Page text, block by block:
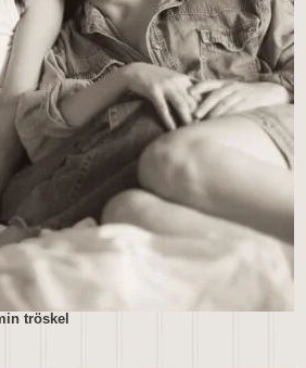
tröskel